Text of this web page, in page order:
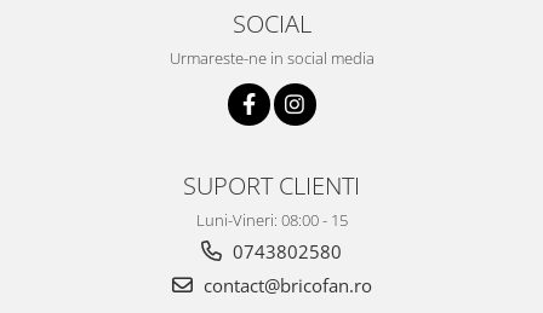
Climatizare si echipamente de
Echipamente pt incalzire
Paturi electrice cu incalzire
SOCIAL
Urmareste-ne in social media
SUPORT CLIENTI
Luni-Vineri: 08:00 - 15
0743802580
contact@bricofan.ro